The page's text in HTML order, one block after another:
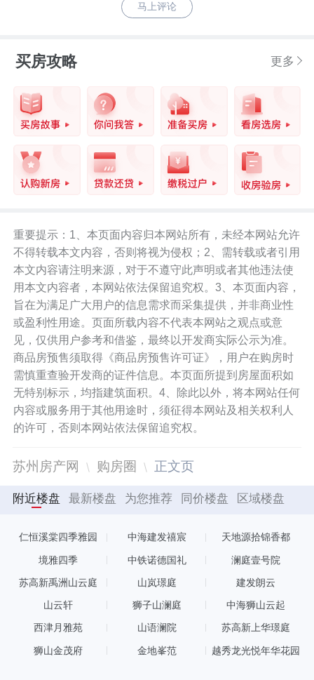
马上评论
买房攻略 更多
重要提示：1、本页面内容归本网站所有，未经本网站允许
不得转载本文内容，否则将视为侵权；2、需转载或者引用
本文内容请注明来源，对于不遵守此声明或者其他违法使
用本文内容者，本网站依法保留追究权。3、本页面内容，
旨在为满足广大用户的信息需求而采集提供，并非商业性
或盈利性用途。页面所载内容不代表本网站之观点或意
见，仅供用户参考和借鉴，最终以开发商实际公示为准。
商品房预售须取得《商品房预售许可证》，用户在购房时
需慎重查验开发商的证件信息。本页面所提到房屋面积如
无特别标示，均指建筑面积。4、除此以外，将本网站任何
内容或服务用于其他用途时，须征得本网站及相关权利人
的许可，否则本网站依法保留追究权。
苏州房产网 购房圈 正文页
附近楼盘 最新楼盘 为您推荐 同价楼盘 区域楼盘
仁恒溪棠四季雅园 中海建发禧宸 天地源拾锦香都
境雅四季 中铁诺德国礼 澜庭壹号院
苏高新禹洲山云庭 山岚璟庭 建发朗云
山云轩 狮子山澜庭 中海狮山云起
西津月雅苑 山语澜院 苏高新上华璟庭
狮山金茂府 金地峯范 越秀龙光悦年华花园